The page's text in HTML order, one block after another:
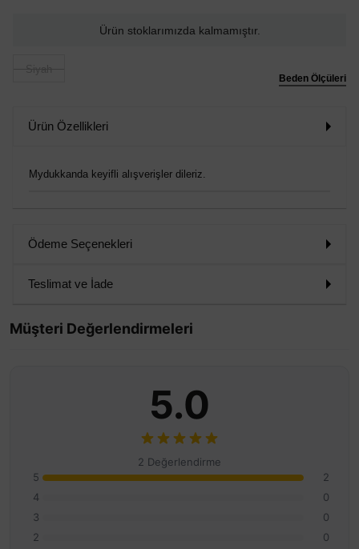
Ürün stoklarımızda kalmamıştır.
Beden Ölçüleri
Ürün Özellikleri
Mydukkanda keyifli alışverişler dileriz.
Ödeme Seçenekleri
Teslimat ve İade
Müşteri Değerlendirmeleri
5.0
2 Değerlendirme
5
2
4
0
3
0
2
0